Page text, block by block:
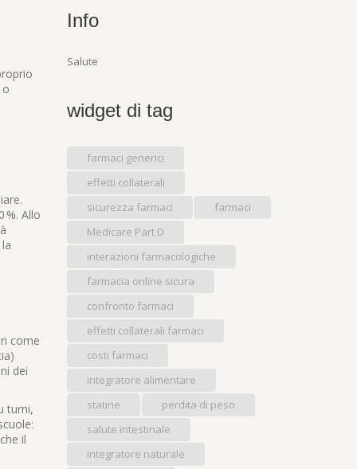
%. Allo
come
dei
turni,
il
Info
Salute
widget di tag
farmaci generici
effetti collaterali
sicurezza farmaci
farmaci
Medicare Part D
interazioni farmacologiche
farmacia online sicura
confronto farmaci
effetti collaterali farmaci
costi farmaci
integratore alimentare
statine
perdita di peso
salute intestinale
integratore naturale